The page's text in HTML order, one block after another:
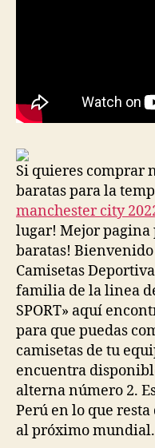
Si quieres comprar
baratas para la
manchester city
lugar! Mejor pagina
baratas!
Camisetas
familia de la linea
SPORT» aquí
para que puedas
camisetas de tu
encuentra
alterna número 2.
Perú en lo que
al próximo mundial.